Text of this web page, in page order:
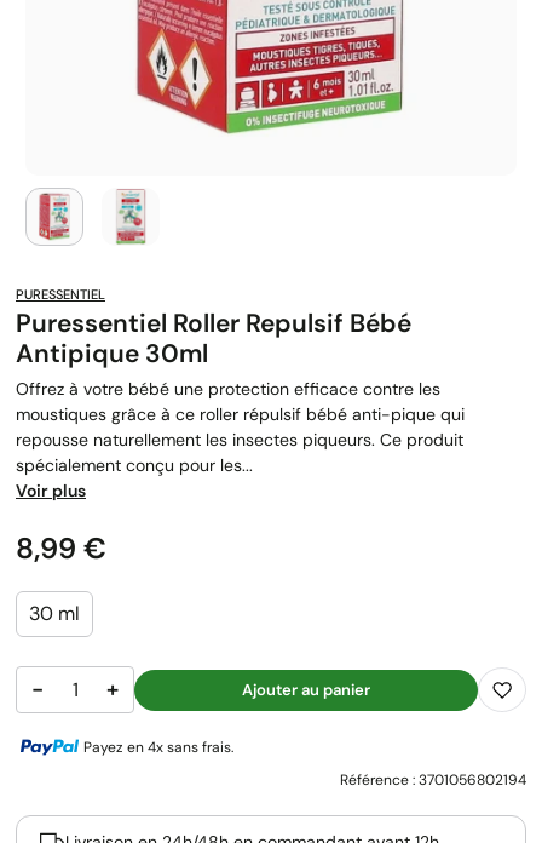
PURESSENTIEL
Puressentiel Roller Repulsif Bébé
Antipique 30ml
Offrez à votre bébé une protection efficace contre les
moustiques grâce à ce roller répulsif bébé anti-pique qui
repousse naturellement les insectes piqueurs. Ce produit
spécialement conçu pour les...
Voir plus
Prix
8,99 €
30 ml
− + Ajouter au panier
Payez en 4x sans frais.
Référence :3701056802194